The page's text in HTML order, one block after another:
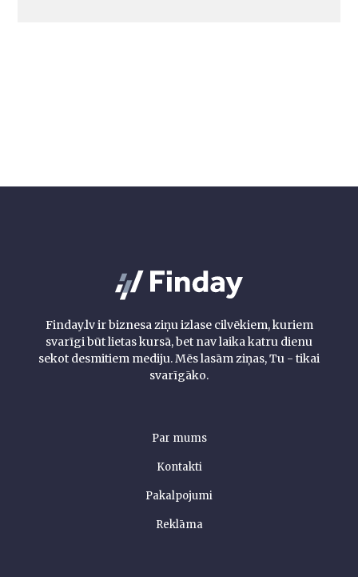
Finday.lv ir biznesa ziņu izlase cilvēkiem, kuriem
svarīgi būt lietas kursā, bet nav laika katru dienu
sekot desmitiem mediju. Mēs lasām ziņas, Tu - tikai
svarīgāko.
Par mums
Kontakti
Pakalpojumi
Reklāma